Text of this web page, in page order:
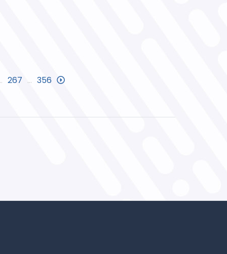
267 … 356